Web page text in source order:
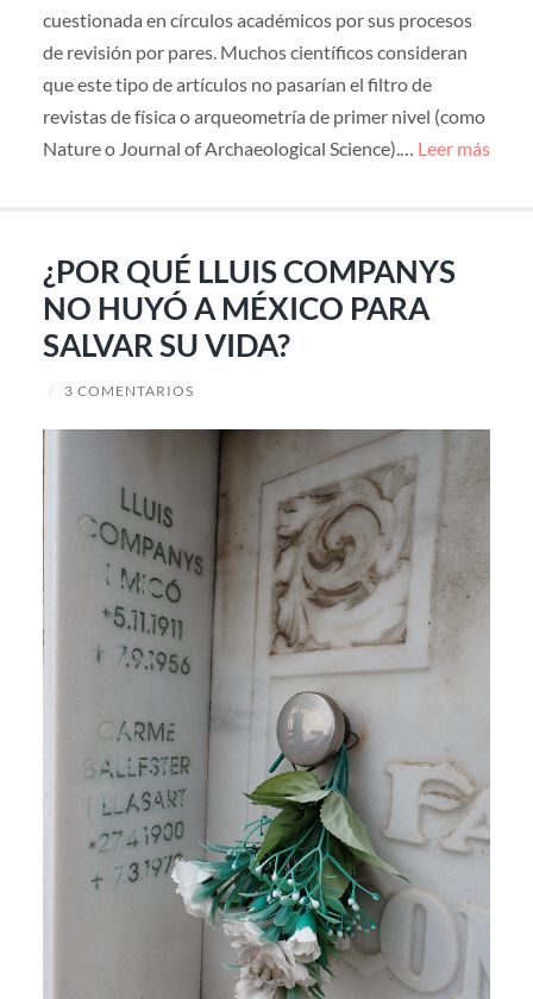
cuestionada en círculos académicos por sus procesos
de revisión por pares. Muchos científicos consideran
que este tipo de artículos no pasarían el filtro de
revistas de física o arqueometría de primer nivel (como
Nature o Journal of Archaeological Science).… Leer más
¿POR QUÉ LLUIS COMPANYS
NO HUYÓ A MÉXICO PARA
SALVAR SU VIDA?
/ 3 COMENTARIOS